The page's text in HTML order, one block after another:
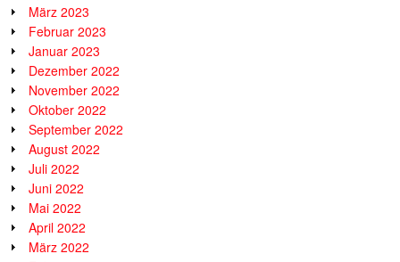
März 2023
Februar 2023
Januar 2023
Dezember 2022
November 2022
Oktober 2022
September 2022
August 2022
Juli 2022
Juni 2022
Mai 2022
April 2022
März 2022